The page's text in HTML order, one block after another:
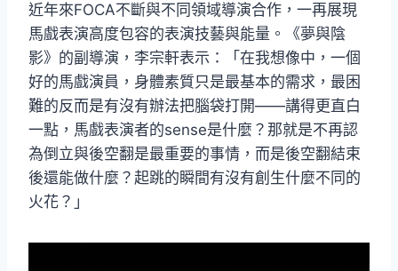
近年來FOCA不斷與不同領域導演合作，一再展現
馬戲表演高度包容的表演技藝與能量。《夢與陰
影》的副導演，李宗軒表示：「在我想像中，一個
好的馬戲演員，身體素質只是最基本的需求，最困
難的反而是有沒有辦法把腦袋打開——講得更直白
一點，馬戲表演者的sense是什麼？那就是不再認
為倒立與後空翻是最重要的事情，而是後空翻結束
後還能做什麼？起跳的瞬間有沒有創生什麼不同的
火花？」